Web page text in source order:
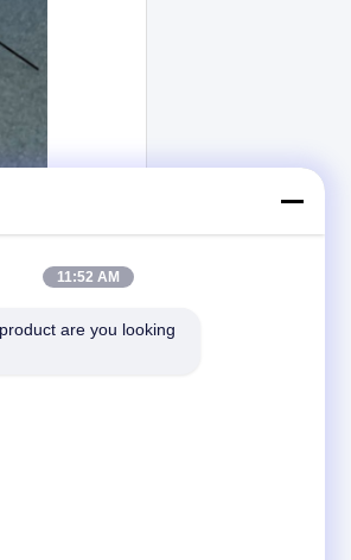
cigarettes
11:52 AM
are you looking